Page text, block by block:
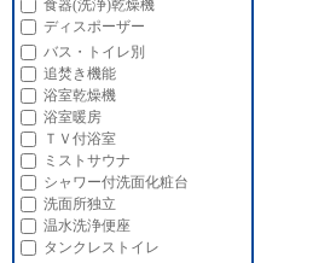
食器(洗浄)乾燥機
ディスポーザー
バス・トイレ別
追焚き機能
浴室乾燥機
浴室暖房
ＴＶ付浴室
ミストサウナ
シャワー付洗面化粧台
洗面所独立
温水洗浄便座
タンクレストイレ